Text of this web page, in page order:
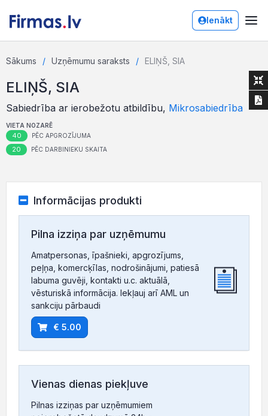
Ienākt
Sākums Uzņēmumu saraksts ELIŅŠ, SIA
ELIŅŠ, SIA
Sabiedrība ar ierobežotu atbildību, Mikrosabiedrība
VIETA NOZARĒ
40 PĒC APGROZĪJUMA
20 PĒC DARBINIEKU SKAITA
Informācijas produkti
Pilna izziņa par uzņēmumu
Amatpersonas, īpašnieki, apgrozījums,
peļņa, komercķīlas, nodrošinājumi, patiesā
labuma guvēji, kontakti u.c. aktuālā,
vēsturiskā informācija. Iekļauj arī AML un
sankciju pārbaudi
€ 5.00
Vienas dienas piekļuve
Pilnas izziņas par uzņēmumiem